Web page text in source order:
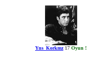
Yns_Korkmz17 Oyun !